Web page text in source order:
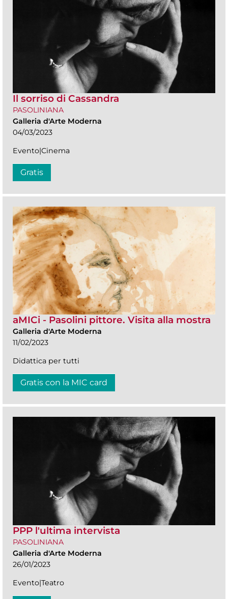
Il sorriso di Cassandra
PASOLINIANA
Galleria d'Arte Moderna
04/03/2023
Evento|Cinema
Gratis
aMICi - Pasolini pittore. Visita alla mostra
Galleria d'Arte Moderna
11/02/2023
Didattica per tutti
Gratis con la MIC card
PPP l'ultima intervista
PASOLINIANA
Galleria d'Arte Moderna
26/01/2023
Evento|Teatro